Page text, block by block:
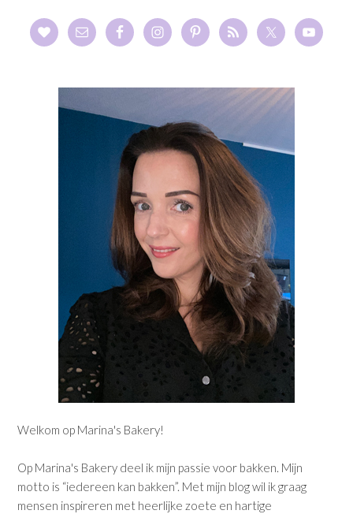
Welkom op Marina's Bakery!
Op Marina's Bakery deel ik mijn passie voor bakken. Mijn
motto is “iedereen kan bakken”. Met mijn blog wil ik graag
mensen inspireren met heerlijke zoete en hartige